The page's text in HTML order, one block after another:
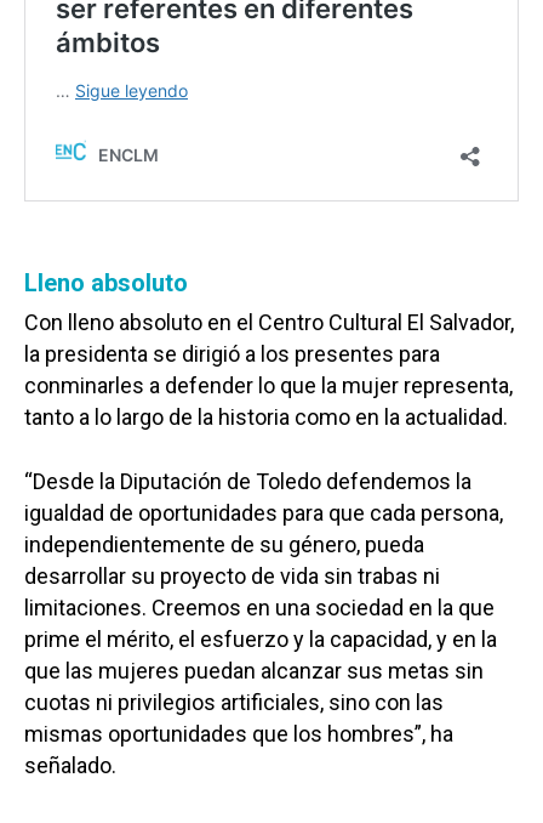
Lleno absoluto
Con lleno absoluto en el Centro Cultural El Salvador,
la presidenta se dirigió a los presentes para
conminarles a defender lo que la mujer representa,
tanto a lo largo de la historia como en la actualidad.
“Desde la Diputación de Toledo defendemos la
igualdad de oportunidades para que cada persona,
independientemente de su género, pueda
desarrollar su proyecto de vida sin trabas ni
limitaciones. Creemos en una sociedad en la que
prime el mérito, el esfuerzo y la capacidad, y en la
que las mujeres puedan alcanzar sus metas sin
cuotas ni privilegios artificiales, sino con las
mismas oportunidades que los hombres”, ha
señalado.